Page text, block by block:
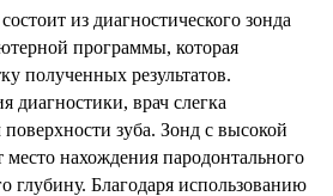
из диагностического зонда
программы, которая
полученных результатов.
диагностики, врач слегка
поверхности зуба. Зонд с высокой
место нахождения пародонтального
глубину. Благодаря использованию